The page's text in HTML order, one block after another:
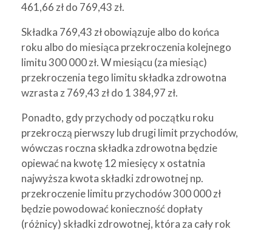
461,66 zł do 769,43 zł.
Składka 769,43 zł obowiązuje albo do końca
roku albo do miesiąca przekroczenia kolejnego
limitu 300 000 zł. W miesiącu (za miesiąc)
przekroczenia tego limitu składka zdrowotna
wzrasta z 769,43 zł do 1 384,97 zł.
Ponadto, gdy przychody od początku roku
przekroczą pierwszy lub drugi limit przychodów,
wówczas roczna składka zdrowotna będzie
opiewać na kwotę 12 miesięcy x ostatnia
najwyższa kwota składki zdrowotnej np.
przekroczenie limitu przychodów 300 000 zł
będzie powodować konieczność dopłaty
(różnicy) składki zdrowotnej, która za cały rok